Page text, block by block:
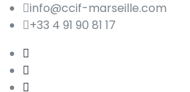
info@ccif-marseille.com
+33 4 91 90 81 17